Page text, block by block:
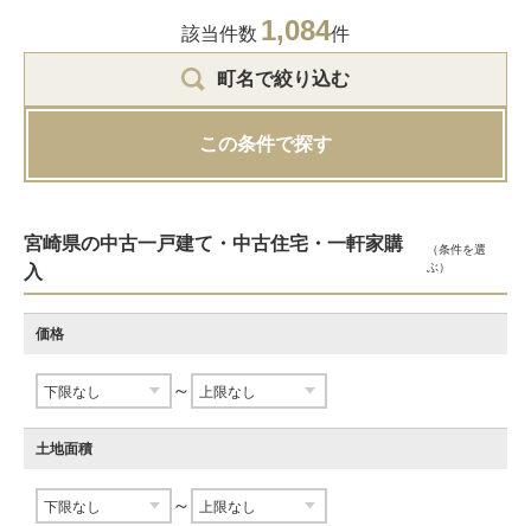
該当件数 1,084件
町名で絞り込む
この条件で探す
宮崎県の中古一戸建て・中古住宅・一軒家購
入
（条件を選
ぶ）
価格
～
土地面積
～